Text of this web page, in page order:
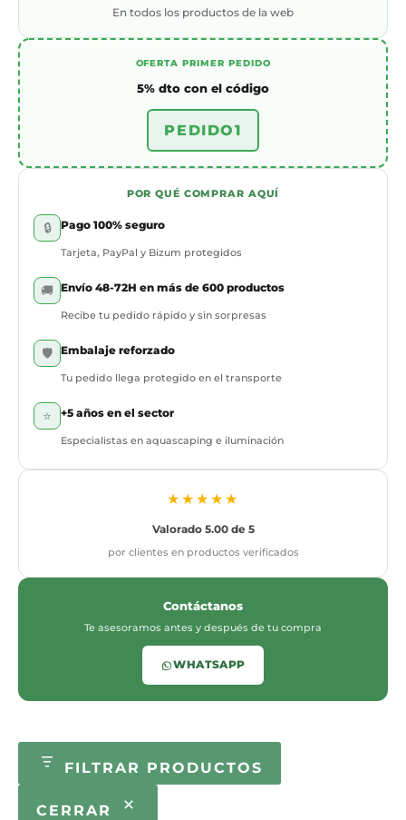
En todos los productos de la web
OFERTA PRIMER PEDIDO
5% dto con el código
PEDIDO1
POR QUÉ COMPRAR AQUÍ
🔒 Pago 100% seguro
Tarjeta, PayPal y Bizum protegidos
🚚 Envío 48-72H en más de 600 productos
Recibe tu pedido rápido y sin sorpresas
🛡️ Embalaje reforzado
Tu pedido llega protegido en el transporte
⭐ +5 años en el sector
Especialistas en aquascaping e iluminación
★★★★★
Valorado 5.00 de 5
por clientes en productos verificados
Contáctanos
Te asesoramos antes y después de tu compra
WHATSAPP
FILTRAR PRODUCTOS
CERRAR